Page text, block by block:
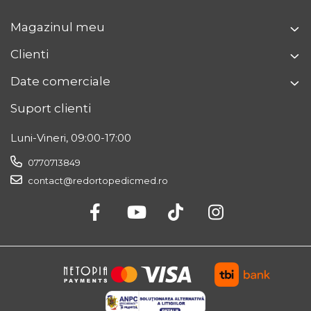
Magazinul meu
Clienti
Date comerciale
Suport clienti
Luni-Vineri, 09:00-17:00
0770713849
contact@redortopedicmed.ro